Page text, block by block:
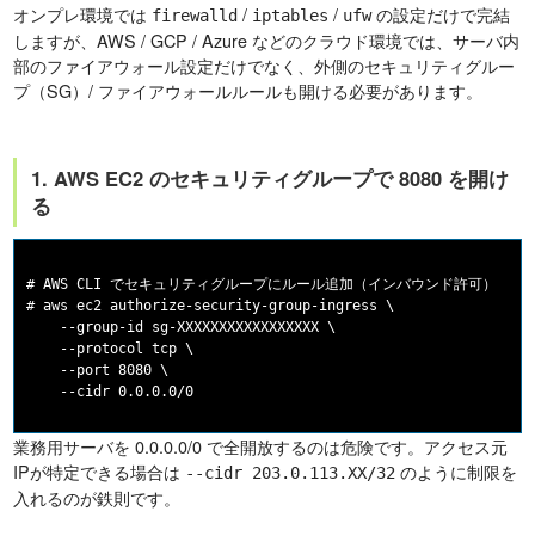
オンプレ環境では firewalld / iptables / ufwの設定だけで完結
しますが、AWS / GCP / Azure などのクラウド環境では、サーバ内
部のファイアウォール設定だけでなく、外側のセキュリティグルー
プ（SG）/ ファイアウォールルールも開ける必要があります。
1. AWS EC2 のセキュリティグループで 8080 を開け
る
# AWS CLI でセキュリティグループにルール追加（インバウンド許可）
# aws ec2 authorize-security-group-ingress \
    --group-id sg-XXXXXXXXXXXXXXXXX \
    --protocol tcp \
    --port 8080 \
業務用サーバを 0.0.0.0/0 で全開放するのは危険です。アクセス元
IPが特定できる場合は --cidr 203.0.113.XX/32 のように制限を
入れるのが鉄則です。